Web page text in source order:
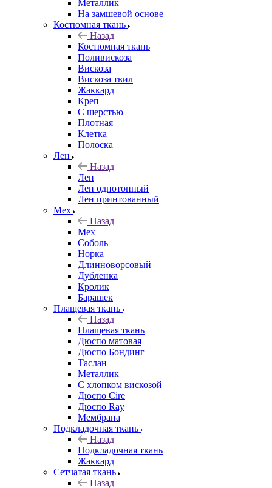
Металлик
На замшевой основе
Костюмная ткань
Назад
Костюмная ткань
Поливискоза
Вискоза
Вискоза твил
Жаккард
Креп
С шерстью
Плотная
Клетка
Полоска
Лен
Назад
Лен
Лен однотонный
Лен принтованный
Мех
Назад
Мех
Соболь
Норка
Длинноворсовый
Дубленка
Кролик
Барашек
Плащевая ткань
Назад
Плащевая ткань
Дюспо матовая
Дюспо Бондинг
Таслан
Металлик
С хлопком вискозой
Дюспо Cire
Дюспо Ray
Мембрана
Подкладочная ткань
Назад
Подкладочная ткань
Жаккард
Сетчатая ткань
Назад